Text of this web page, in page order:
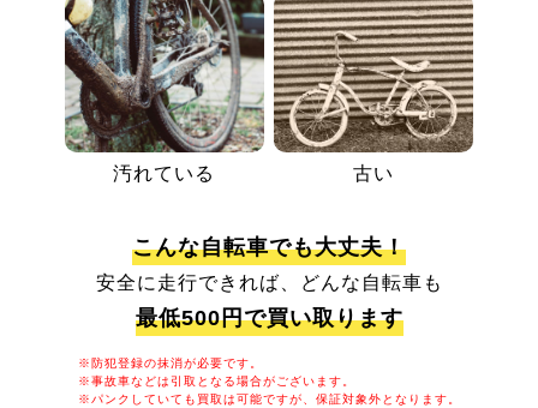
汚れている 古い
こんな自転車でも大丈夫！
安全に走行できれば、どんな自転車も
最低500円で買い取ります
※防犯登録の抹消が必要です。
※事故車などは引取となる場合がございます。
※パンクしていても買取は可能ですが、保証対象外となります。